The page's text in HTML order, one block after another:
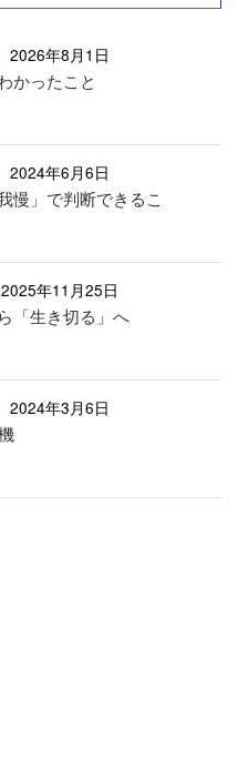
2026年8月1日
かったこと
2024年6月6日
慢」で判断できるこ
2025年11月25日
「生き切る」へ
2024年3月6日